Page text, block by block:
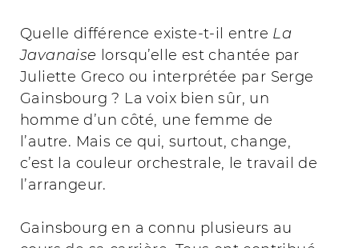
Quelle différence existe-t-il entre La
Javanaise lorsqu’elle est chantée par
Juliette Greco ou interprétée par Serge
Gainsbourg ? La voix bien sûr, un
homme d’un côté, une femme de
l’autre. Mais ce qui, surtout, change,
c’est la couleur orchestrale, le travail de
l’arrangeur.
Gainsbourg en a connu plusieurs au